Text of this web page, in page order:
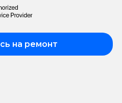
на ремонт